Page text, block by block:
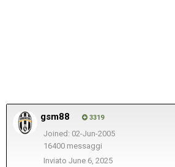
gsm88 3319
Joined: 02-Jun-2005
16400 messaggi
Inviato June 6, 2025